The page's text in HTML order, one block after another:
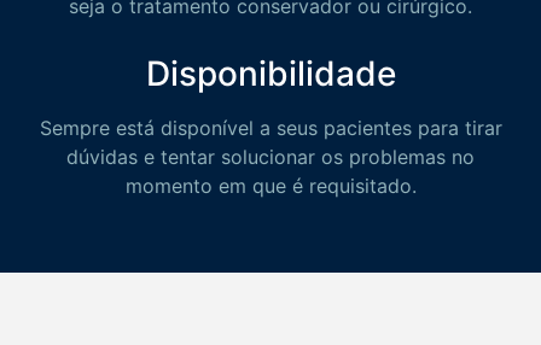
seja o tratamento conservador ou cirúrgico.
Disponibilidade
Sempre está disponível a seus pacientes para tirar
dúvidas e tentar solucionar os problemas no
momento em que é requisitado.